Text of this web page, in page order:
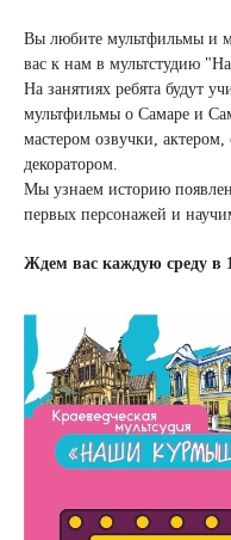
Вы любите мультфильмы и
вас к нам в мультстудию
На занятиях ребята будут
мультфильмы о Самаре и
мастером озвучки,
декоратором.
Мы узнаем историю
первых персонажей и
Ждем вас каждую среду в